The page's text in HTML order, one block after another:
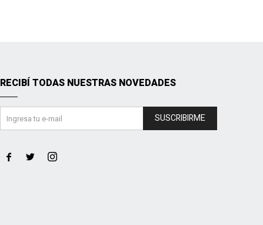
RECIBÍ TODAS NUESTRAS NOVEDADES
SUSCRIBIRME
  